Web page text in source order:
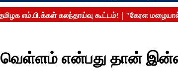
வெள்ளம் என்பது தான்